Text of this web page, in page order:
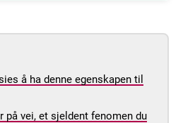
å ha denne egenskapen til
på vei, et sjeldent fenomen du